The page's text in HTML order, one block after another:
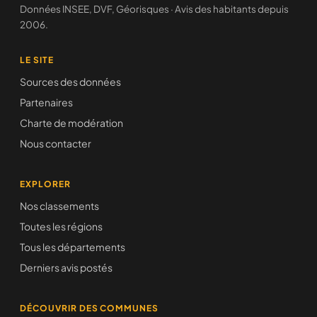
Données INSEE, DVF, Géorisques · Avis des habitants depuis
2006.
LE SITE
Sources des données
Partenaires
Charte de modération
Nous contacter
EXPLORER
Nos classements
Toutes les régions
Tous les départements
Derniers avis postés
DÉCOUVRIR DES COMMUNES